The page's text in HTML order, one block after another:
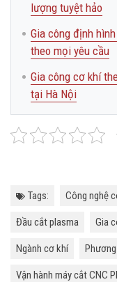
lượng tuyệt hảo
Gia công định
theo mọi yêu cầu
Gia công cơ khí
tại Hà Nội
Tags: Công nghệ
Đầu cắt plasma Gia
Ngành cơ khí
Vận hành máy cắt CNC